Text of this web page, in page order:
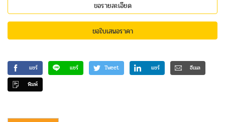
ขอรายละเอียด
ขอใบเสนอราคา
แชร์ แชร์ Tweet แชร์
อีเมล
พิมพ์